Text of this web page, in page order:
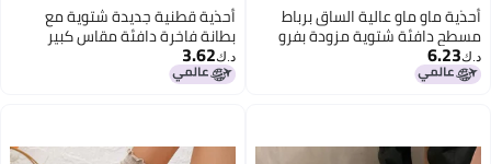
أحذية ماو ماو عالية الساق برباط
مسطح دافئة شتوية مزودة بفرو
الراكون لثلوج Y2K
د.ك‏6.23
أحذية قطنية جديدة شتوية مع
بطانة فاخرة دافئة مقاس كبير
أحذية نسائية عصرية أحذية ثلج
كلاسيكية أحذية قطنية للرجال
د.ك‏3.62